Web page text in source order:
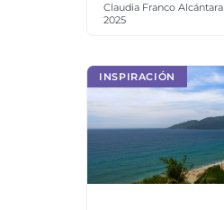
Claudia Franco Alcántara
2025
INSPIRACIÓN